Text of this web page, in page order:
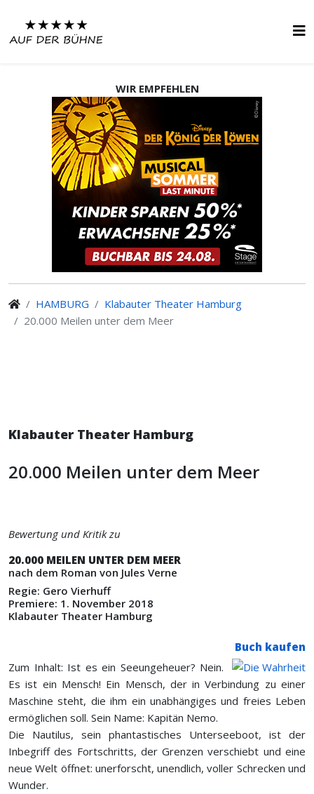
WIR EMPFEHLEN
HAMBURG
Klabauter Theater Hamburg
20.000 Meilen unter dem Meer
Klabauter Theater Hamburg
20.000 Meilen unter dem Meer
Bewertung und Kritik zu
20.000 MEILEN UNTER DEM MEER
nach dem Roman von Jules Verne
Regie: Gero Vierhuff
Premiere: 1. November 2018
Klabauter Theater Hamburg
Buch kaufen
Zum Inhalt: Ist es ein Seeungeheuer? Nein.
Es ist ein Mensch! Ein Mensch, der in Verbindung zu einer
Maschine steht, die ihm ein unabhängiges und freies Leben
ermöglichen soll. Sein Name: Kapitän Nemo.
Die Nautilus, sein phantastisches Unterseeboot, ist der
Inbegriff des Fortschritts, der Grenzen verschiebt und eine
neue Welt öffnet: unerforscht, unendlich, voller Schrecken und
Wunder.